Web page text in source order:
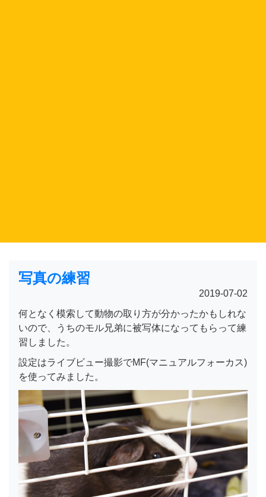
写真の練習
2019-07-02
何となく模索して動物の取り方が分かったかもしれな
いので、うちのモル兄弟に被写体になってもらって練
習しました。
設定はライブビュー撮影でMF(マニュアルフォーカス)
を使ってみました。